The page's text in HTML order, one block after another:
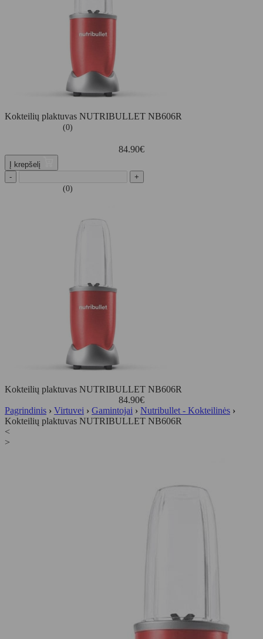
Kokteilių plaktuvas NUTRIBULLET NB606R
(0)
84.90€
Į krepšelį
-
+
(0)
Kokteilių plaktuvas NUTRIBULLET NB606R
84.90€
Pagrindinis › Virtuvei › Gamintojai › Nutribullet - Kokteilinės ›
Kokteilių plaktuvas NUTRIBULLET NB606R
<
>